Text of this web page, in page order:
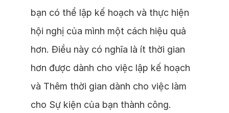
bạn có thể lập kế hoạch và thực hiện
hội nghị của mình một cách hiệu quả
hơn. Điều này có nghĩa là ít thời gian
hơn được dành cho việc lập kế hoạch
và Thêm thời gian dành cho việc làm
cho Sự kiện của bạn thành công.